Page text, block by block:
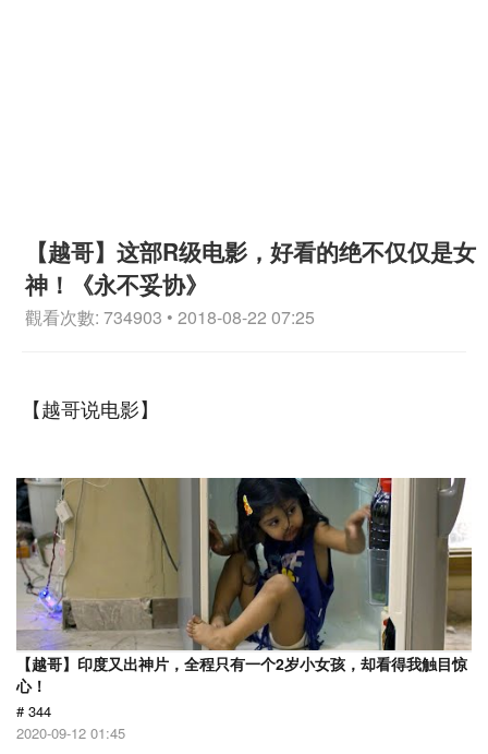
【越哥】这部R级电影，好看的绝不仅仅是女
神！《永不妥协》
觀看次數: 734903 • 2018-08-22 07:25
【越哥说电影】
【越哥】印度又出神片，全程只有一个2岁小女孩，却看得我触目惊
心！
# 344
2020-09-12 01:45